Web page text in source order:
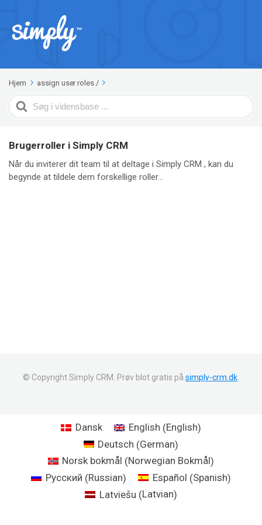
Hjem assign user roles/
Search
For
Brugerroller i Simply CRM
Når du inviterer dit team til at deltage i Simply CRM , kan du
begynde at tildele dem forskellige roller...
© Copyright Simply CRM. Prøv blot gratis på simply-crm.dk.
Dansk English (English)
Deutsch (German)
Norsk bokmål (Norwegian Bokmål)
Русский (Russian) Español (Spanish)
Latviešu (Latvian)